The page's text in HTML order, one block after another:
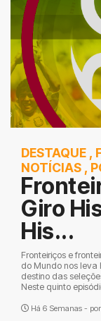
DESTAQUE ,
NOTÍCIAS ,
Giro
His...
Fronteiriços e
do Mundo nos leva
destino das
Neste quinto
Há 6 Semanas - por